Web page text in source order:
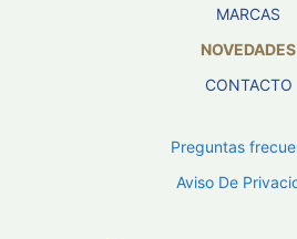
MARCAS
NOVEDADES
CONTACTO
Preguntas
Aviso De